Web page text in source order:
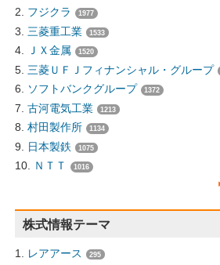
フジクラ 1977
三菱重工業 1533
ＪＸ金属 1520
三菱ＵＦＪフィナンシャル・グループ
ソフトバンクグループ 1372
古河電気工業 1213
村田製作所 1134
日本製鉄 1075
ＮＴＴ 1016
株式情報テーマ
レアアース 295